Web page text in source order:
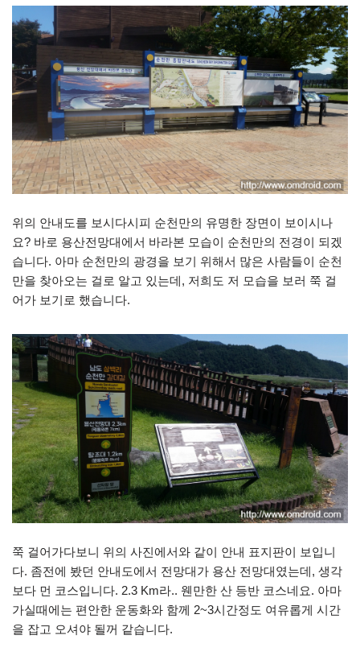
위의 안내도를 보시다시피 순천만의 유명한 장면이 보이시나
요? 바로 용산전망대에서 바라본 모습이 순천만의 전경이 되겠
습니다. 아마 순천만의 광경을 보기 위해서 많은 사람들이 순천
만을 찾아오는 걸로 알고 있는데, 저희도 저 모습을 보러 쭉 걸
어가 보기로 했습니다.
쭉 걸어가다보니 위의 사진에서와 같이 안내 표지판이 보입니
다. 좀전에 봤던 안내도에서 전망대가 용산 전망대였는데, 생각
보다 먼 코스입니다. 2.3 Km라.. 웬만한 산 등반 코스네요. 아마
가실때에는 편안한 운동화와 함께 2~3시간정도 여유롭게 시간
을 잡고 오셔야 될꺼 같습니다.